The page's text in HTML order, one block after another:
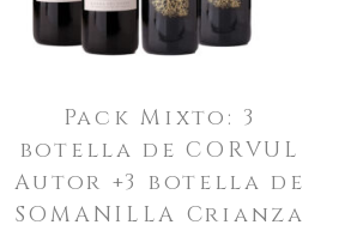
Pack Mixto: 3
botella de CORVUL
Autor +3 botella de
SOMANILLA Crianza